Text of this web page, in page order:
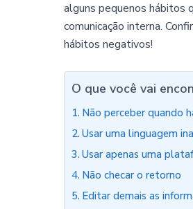
alguns pequenos hábitos
comunicação interna.
hábitos negativos!
O que você vai
Não perceber quando
Usar uma linguagem
Usar apenas uma
Não checar o retorno
Editar demais as